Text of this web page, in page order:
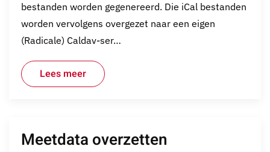
bestanden worden gegenereerd. Die iCal bestanden
worden vervolgens overgezet naar een eigen
(Radicale) Caldav-ser…
Lees meer
Meetdata overzetten